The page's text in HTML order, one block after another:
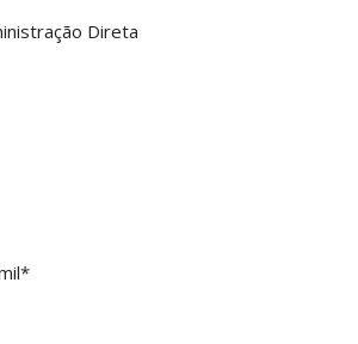
Direta